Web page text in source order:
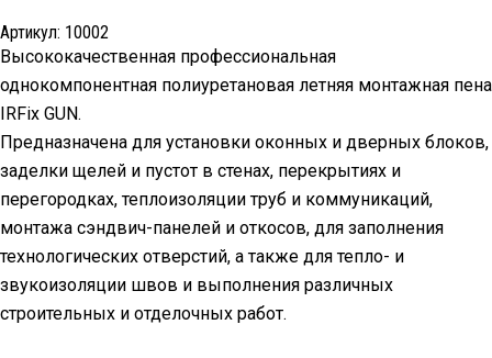
Артикул: 10002
Высококачественная профессиональная
однокомпонентная полиуретановая летняя монтажная пена
IRFix GUN.
Предназначена для установки оконных и дверных блоков,
заделки щелей и пустот в стенах, перекрытиях и
перегородках, теплоизоляции труб и коммуникаций,
монтажа сэндвич-панелей и откосов, для заполнения
технологических отверстий, а также для тепло- и
звукоизоляции швов и выполнения различных
строительных и отделочных работ.